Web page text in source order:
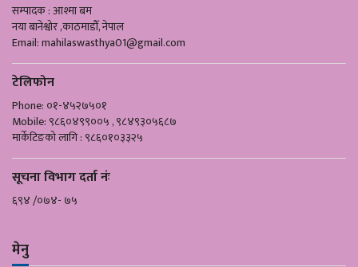
सम्पादक : आश्मा बम
नया बानेश्वोर ,काठमाडौँ, नेपाल
Email:mahilaswasthya01@gmail.com
टेलिफोन
Phone: ०१-४५२७५०१
Mobile: ९८६०४९९००५ , ९८४९३०५६८७
मार्केटिङको लागि : ९८६०१०३३२५
सूचना विभाग दर्ता नंः
६९४ /०७४- ७५
मेनु